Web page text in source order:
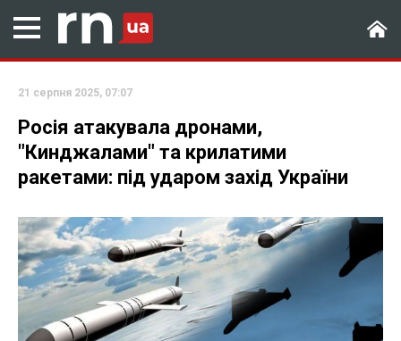
21 серпня 2025, 07:07
Росія атакувала дронами,
"Кинджалами" та крилатими
ракетами: під ударом захід України